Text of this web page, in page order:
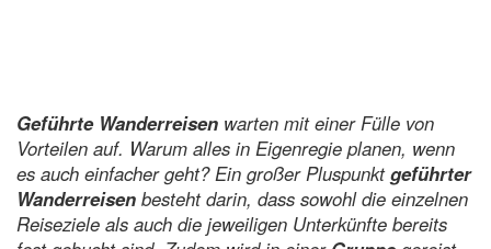
Geführte Wanderreisen warten mit einer Fülle von
Vorteilen auf. Warum alles in Eigenregie planen, wenn
es auch einfacher geht? Ein großer Pluspunktgeführter
Wanderreisen besteht darin, dass sowohl die einzelnen
Reiseziele als auch die jeweiligen Unterkünfte bereits